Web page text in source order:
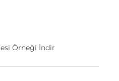
Örneği İndir